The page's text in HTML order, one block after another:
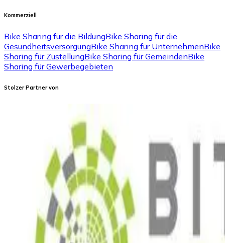
Kommerziell
Bike Sharing für die BildungBike Sharing für die
GesundheitsversorgungBike Sharing für UnternehmenBike
Sharing für ZustellungBike Sharing für GemeindenBike
Sharing für Gewerbegebieten
Stolzer Partner von